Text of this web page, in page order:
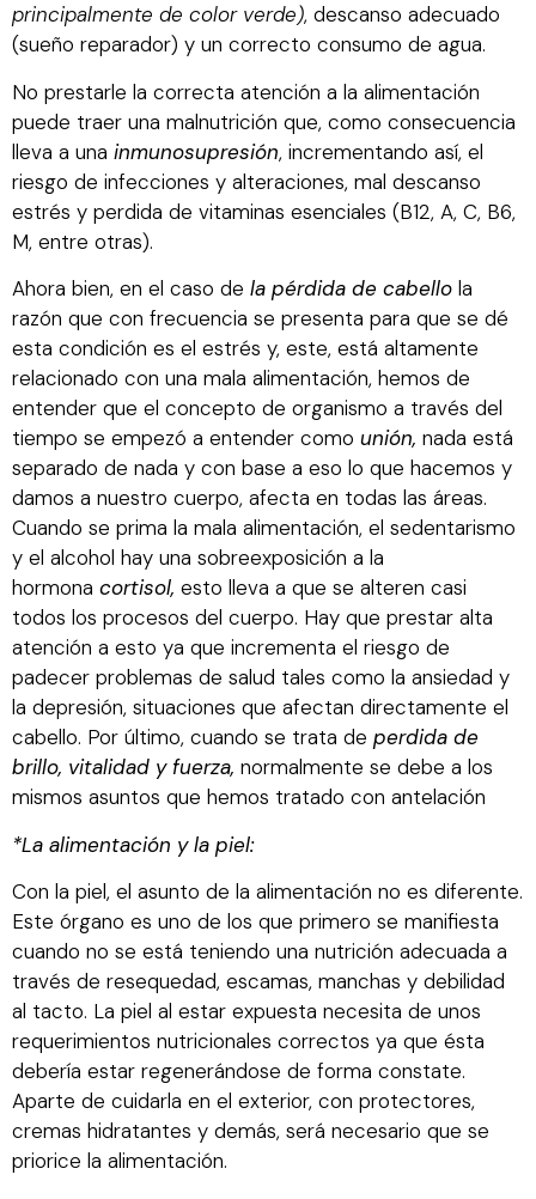
principalmente de color verde), descanso adecuado
(sueño reparador) y un correcto consumo de agua.
No prestarle la correcta atención a la alimentación
puede traer una malnutrición que, como consecuencia
lleva a una inmunosupresión, incrementando así, el
riesgo de infecciones y alteraciones, mal descanso
estrés y perdida de vitaminas esenciales (B12, A, C, B6,
M, entre otras).
Ahora bien, en el caso de la pérdida de cabello la
razón que con frecuencia se presenta para que se dé
esta condición es el estrés y, este, está altamente
relacionado con una mala alimentación, hemos de
entender que el concepto de organismo a través del
tiempo se empezó a entender como unión, nada está
separado de nada y con base a eso lo que hacemos y
damos a nuestro cuerpo, afecta en todas las áreas.
Cuando se prima la mala alimentación, el sedentarismo
y el alcohol hay una sobreexposición a la
hormona cortisol, esto lleva a que se alteren casi
todos los procesos del cuerpo. Hay que prestar alta
atención a esto ya que incrementa el riesgo de
padecer problemas de salud tales como la ansiedad y
la depresión, situaciones que afectan directamente el
cabello. Por último, cuando se trata de perdida de
brillo, vitalidad y fuerza, normalmente se debe a los
mismos asuntos que hemos tratado con antelación
*La alimentación y la piel:
Con la piel, el asunto de la alimentación no es diferente.
Este órgano es uno de los que primero se manifiesta
cuando no se está teniendo una nutrición adecuada a
través de resequedad, escamas, manchas y debilidad
al tacto. La piel al estar expuesta necesita de unos
requerimientos nutricionales correctos ya que ésta
debería estar regenerándose de forma constate.
Aparte de cuidarla en el exterior, con protectores,
cremas hidratantes y demás, será necesario que se
priorice la alimentación.